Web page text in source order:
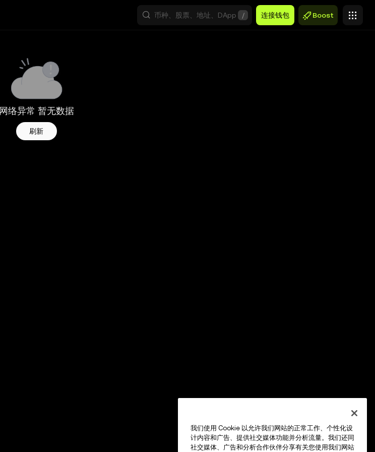
/ 连接钱包 Boost
网络异常 暂无数据
刷新
我们使用 Cookie 以允许我们网站的正常工作、个性化设
计内容和广告、提供社交媒体功能并分析流量。我们还同
社交媒体、广告和分析合作伙伴分享有关您使用我们网站